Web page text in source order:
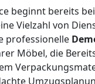
beginnt bereits
Vielzahl von
professionelle
Möbel, die